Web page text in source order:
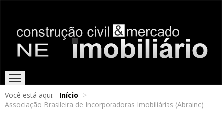
HOME EDIÇÕES ONLINE ENTREVISTAS NOTÍCIAS
Você está aqui: Início >
Associação Brasileira de Incorporadoras Imobiliárias (Abrainc)